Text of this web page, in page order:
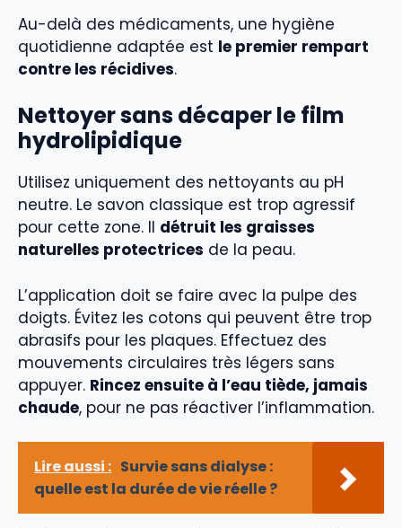
Au-delà des médicaments, une hygiène
quotidienne adaptée est le premier rempart
contre les récidives.
Nettoyer sans décaper le film
hydrolipidique
Utilisez uniquement des nettoyants au pH
neutre. Le savon classique est trop agressif
pour cette zone. Il détruit les graisses
naturelles protectrices de la peau.
L’application doit se faire avec la pulpe des
doigts. Évitez les cotons qui peuvent être trop
abrasifs pour les plaques. Effectuez des
mouvements circulaires très légers sans
appuyer. Rincez ensuite à l’eau tiède, jamais
chaude, pour ne pas réactiver l’inflammation.
Lire aussi : Survie sans dialyse :
quelle est la durée de vie réelle ?